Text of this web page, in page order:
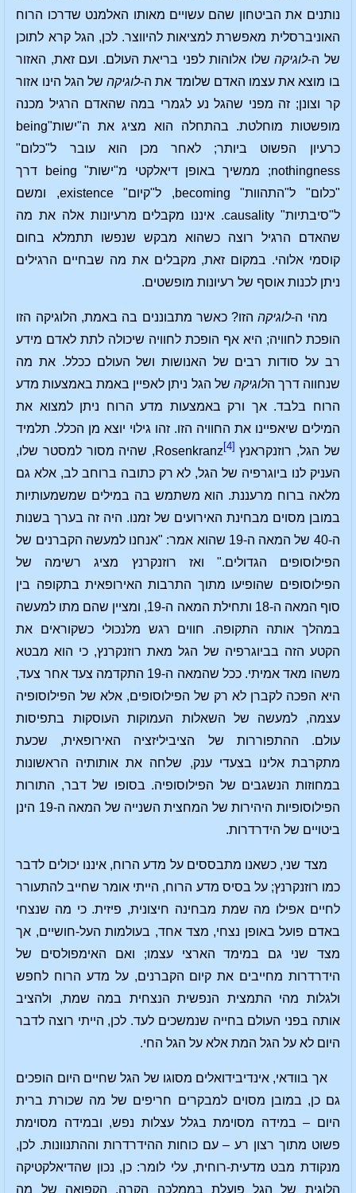
נותנים את הביטחון שהם עשויים מאותו האלמנט שדרכו הרוח
האוניברסלית מאפשרת למציאות להיווצר. לכן, הגל קרא לתוכן
של ה-לוגיקהשלו אלוהות לפני בריאת העולם. ועם זאת, האזור
בו מוצא את עצמו האדם שלומד את ה-לוגיקהשל הגל הינו אזור
קר וצונן; זה מפני שהגל נע לגמרי במה שהאדם הרגיל מכנה
מופשטות מוחלטת. בהתחלה הוא מציג את ה"ישות"being
כרעיון הפשוט ביותר; לאחר מכן הוא עובר ל"כלום"
nothingness; ממשיך באופן דיאלקטי מ"ישות" being דרך
"כלום" ל"התהוות" becoming, ל"קיום" existence, ומשם
ל"סיבתיות" causality. איננו מקבלים מרעיונות אלה את מה
שהאדם הרגיל רוצה כשהוא מבקש שנפשו תתמלא בחום
קוסמי אלוהי. במקום זאת, מקבלים את מה שבחיים הרגילים
ניתן לכנות אוסף של רעיונות מופשטים.
מהי ה-לוגיקההזו? כאשר מתבוננים בה באמת, הלוגיקה הזו
הופכת לחוויה; היא אף הופכת לחוויה שיכולה לתת לאדם מידע
רב על סודות רבים של האנושות ושל העולם ככלל. את מה
שנחווה דרך הלוגיקה של הגל ניתן לאפיין באמת באמצעות מדע
הרוח בלבד. אך ורק באמצעות מדע הרוח ניתן למצוא את
המילים שיאפיינו את החוויה הזו. זהו גילוי יוצא מן הכלל. תלמיד
של הגל, רוזנקראנץ Rosenkranz [4]
, שהיה מסור למסטר שלו,
העניק לנו ביוגרפיה של הגל, לא רק כתובה ברוחב לב, אלא גם
מלאה ברוח מרעננת. הוא משתמש בה במילים שמשמעותיות
במובן מסוים מבחינת האירועים של זמנו. היה זה בערך בשנות
ה-40 של המאה ה-19 שהוא אמר: "אנחנו למעשה הקברנים של
הפילוסופים הגדולים." ואז רוזנקרנץ מציג רשימה של
הפילוסופים שהופיעו מתוך התרבות האירופאית בתקופה בין
סוף המאה ה-18 ותחילת המאה ה-19, ומציין שהם מתו למעשה
במהלך אותה התקופה. חווים רגש מלנכולי כשקוראים את
הקטע הזה בביוגרפיה של הגל מאת רוזנקרנץ, כי הוא מבטא
משהו מאד אמיתי. ככל שהמאה ה-19 התקדמה צעד אחר צעד,
היא הפכה לקברן לא רק של הפילוסופים, אלא של הפילוסופיה
עצמה, למעשה של השאלות העמוקות העוסקות בתפיסות
עולם. ההתפוררות של הציביליזציה האירופאית, שכעת
מתקרבת אלינו בצעדי ענק, שלחה את אותותיה הראשונות
במחוזות הנשגבים של הפילוסופיה. בסופו של דבר, התורות
הפילוסופיות היהירות של המחצית השנייה של המאה ה-19 הינן
ביטויים של הידרדרות.
מצד שני, כשאנו מתבססים על מדע הרוח, איננו יכולים לדבר
כמו רוזנקרנץ; על בסיס מדע הרוח, הייתי אומר שחייב להתעורר
לחיים אפילו מה שמת מבחינה חיצונית, פיזית. כי מה שנצחי
באדם פועל באופן נצחי, מצד אחד, בעולמות העל-חושיים, אך
מצד שני גם במימד הארצי עצמו; ואם האימפולסים של
הידרדרות מחייבים את קיום הקברנים, על מדע הרוח לחפש
ולגלות מהי התמצית הנפשית הנצחית במה שמת, ולהציב
אותה בפני העולם בחייה שנמשכים לעד. לכן, הייתי רוצה לדבר
היום לא על הגל המת אלא על הגל החי.
אך בוודאי, אינדיבידואלים מסוגו של הגל שחיים היום הופכים
גם כן, במובן מסוים למבקרים חריפים של מה שכורת ברית
היום – במידה מסוימת בגלל עצלות נפש, ובמידה מסוימת
פשוט מתוך רצון רע – עם כוחות ההידרדרות וההתנוונות. לכן,
מנקודת מבט מדעית-רוחית, עלי לומר: כן, נכון שהדיאלקטיקה
הלוגית של הגל פועלת בממלכה הקרה, הקפואה של מה